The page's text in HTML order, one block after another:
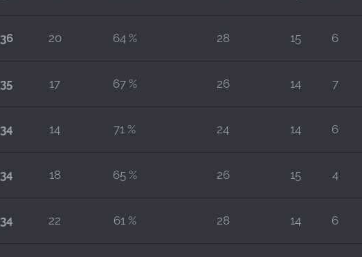
36 20 64 % 28 15 6
35 17 67 % 26 14 7
34 14 71 % 24 14 6
34 18 65 % 26 15 4
34 22 61 % 28 14 6